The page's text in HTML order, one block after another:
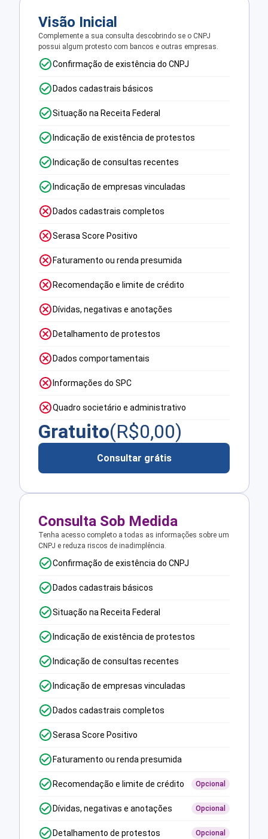
Visão Inicial
Complemente a sua consulta descobrindo se o CNPJ
possui algum protesto com bancos e outras empresas.
Confirmação de existência do CNPJ
Dados cadastrais básicos
Situação na Receita Federal
Indicação de existência de protestos
Indicação de consultas recentes
Indicação de empresas vinculadas
Dados cadastrais completos
Serasa Score Positivo
Faturamento ou renda presumida
Recomendação e limite de crédito
Dívidas, negativas e anotações
Detalhamento de protestos
Dados comportamentais
Informações do SPC
Quadro societário e administrativo
Gratuito(R$0,00)
Consultar grátis
Consulta Sob Medida
Tenha acesso completo a todas as informações sobre um
CNPJ e reduza riscos de inadimplência.
Confirmação de existência do CNPJ
Dados cadastrais básicos
Situação na Receita Federal
Indicação de existência de protestos
Indicação de consultas recentes
Indicação de empresas vinculadas
Dados cadastrais completos
Serasa Score Positivo
Faturamento ou renda presumida
Recomendação e limite de crédito Opcional
Dívidas, negativas e anotações Opcional
Detalhamento de protestos Opcional